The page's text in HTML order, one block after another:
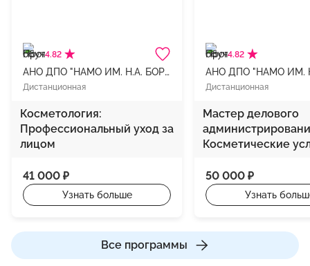
Все программы
4.82
АНО ДПО "НАМО ИМ. Н.А. БОРОДИНА"
Дистанционная
Косметология:
Профессиональный уход за
лицом
41 000 ₽
Узнать больше
4.82
Дистанционная
Мастер делового
Косметические
50 000 ₽
Узнать